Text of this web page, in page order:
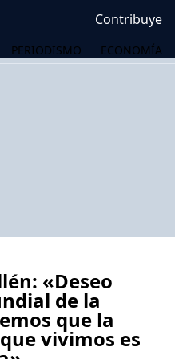
Contribuye
PERIODISMO ECONOMÍA
«Deseo
de la
que la
vivimos es